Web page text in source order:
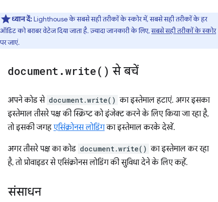
ध्यान दें:Lighthouse के सबसे सही तरीकों के स्कोर में, सबसे सही तरीकों के हर
ऑडिट को बराबर वेटेज दिया जाता है. ज़्यादा जानकारी के लिए,सबसे सही तरीकों के स्कोर
पर जाएं.
document .write( ) से बचें
अपने कोड से document.write() का इस्तेमाल हटाएं. अगर इसका
इस्तेमाल तीसरे पक्ष की स्क्रिप्ट को इंजेक्ट करने के लिए किया जा रहा है,
तो इसकी जगह एसिंक्रोनस लोडिंगका इस्तेमाल करके देखें.
अगर तीसरे पक्ष का कोड document.write() का इस्तेमाल कर रहा
है, तो प्रोवाइडर से एसिंक्रोनस लोडिंग की सुविधा देने के लिए कहें.
संसाधन